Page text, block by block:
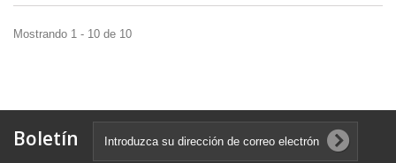
Mostrando 1 - 10 de 10
Boletín